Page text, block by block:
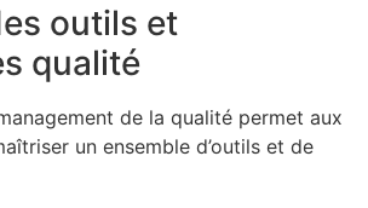
outils et
qualité
de la qualité permet aux
un ensemble d’outils et de